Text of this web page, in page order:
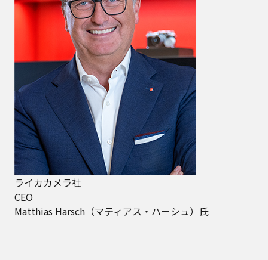
ライカカメラ社
CEO
Matthias Harsch（マティアス・ハーシュ）氏